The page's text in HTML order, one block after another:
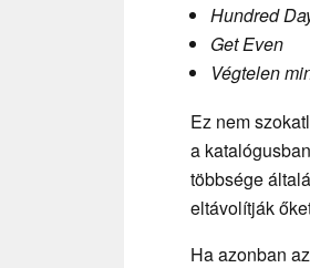
Hundred
Get Even
Végtelen
Ez nem
a
többsége
eltávolítják
Ha azonban